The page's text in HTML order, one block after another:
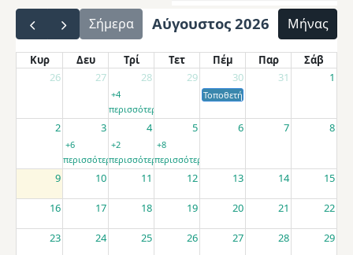
Σήμερα Αύγουστος 2026 Μήνας
Κυρ Δευ Τρί Τετ Πέμ Παρ
Σάβ
26
27 28 29 30 31 1
+4
περισσότερα
Τοποθετήσεις αποσπασμένων
2 3 4 5 6 7 8
+6
περισσότερα
+2
περισσότερα
+8
περισσότερα
9 10 11 12 13 14 15
16 17 18 19 20 21 22
23 24 25 26 27 28 29